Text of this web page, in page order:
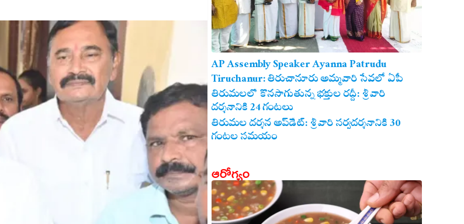
AP Assembly Speaker Ayanna Patrudu
Tiruchanur: తిరుచానూరు అమ్మవారి సేవలో ఏపీ
అసెంబ్లీ స్పీకర్.. కుటుంబ సమేతంగా దర్శించుకున్న
అయ్యన్నపాత్రుడు!
తిరుమలలో కొనసాగుతున్న భక్తుల రద్దీ: శ్రీవారి
దర్శనానికి 24 గంటలు
తిరుమల దర్శన అప్‌డేట్: శ్రీవారి సర్వదర్శనానికి 30
గంటల సమయం
ఆరోగ్యం